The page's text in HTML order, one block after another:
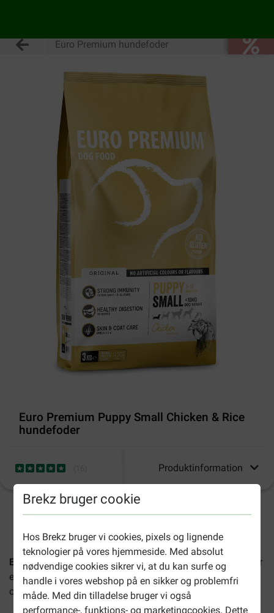
Brekz bruger cookie
Hos Brekz bruger vi cookies, pixels og lignende
teknologier på vores hjemmeside. Med absolut
nødvendige cookies sikrer vi, at du kan surfe og
handle i vores webshop på en sikker og problemfri
måde. Med din tilladelse bruger vi også
performance-, funktions- og marketingcookies. Dette
Euro Premium hundefoder
Euro Premium Puppy Small Chicken & Rice
hundefoder
Produktinformation
2-4 arbejdsdage, medmindre andet er angivet
Euro Premium Puppy Small Chicken & Rice hundefoder
er
et fuldfoder til hvalpe og hunde i vækst af små racer (op til
ca. 10 kg).